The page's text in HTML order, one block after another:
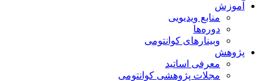
آموزش
منابع ویدیویی
دوره‌ها
وبینارهای کوانتومی
پژوهش
معرفی اساتید
مجلات پژوهشی کوانتومی